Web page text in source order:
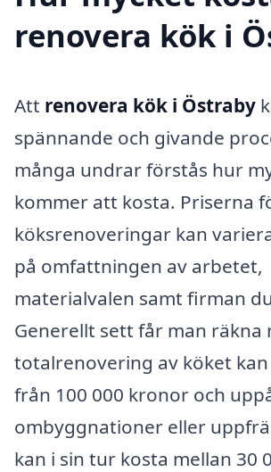
renovera kök i
Att renovera kök i Östraby
spännande och givande
många undrar förstås hur
kommer att kosta. Priserna
köksrenoveringar kan
på omfattningen av arbetet,
materialvalen samt firman
Generellt sett får man räkna
totalrenovering av köket
från 100 000 kronor och
ombyggnationer eller
kan i sin tur kosta mellan 30